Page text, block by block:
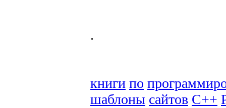
.
книги по
шаблоны сайтов C++